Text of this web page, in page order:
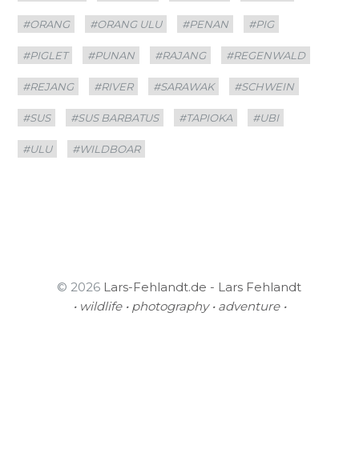
#ORANG #ORANG ULU #PENAN #PIG
#PIGLET #PUNAN #RAJANG #REGENWALD
#REJANG #RIVER #SARAWAK #SCHWEIN
#SUS #SUS BARBATUS #TAPIOKA #UBI
#ULU #WILDBOAR
© 2026 Lars-Fehlandt.de - Lars Fehlandt
• wildlife • photography • adventure •